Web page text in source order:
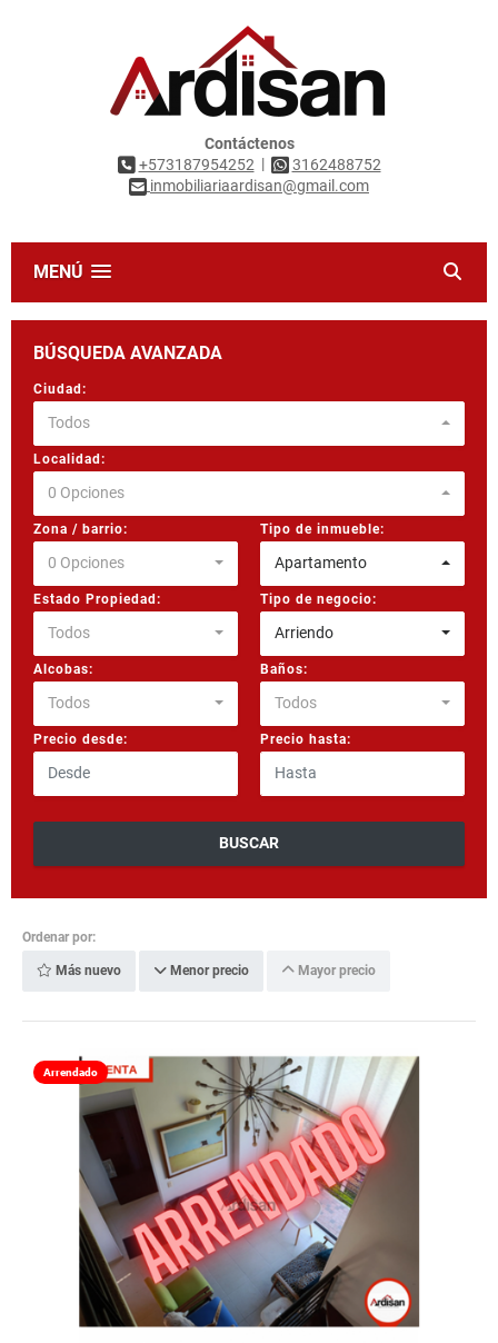
Contáctenos
+573187954252 |
3162488752
inmobiliariaardisan@gmail.com
MENÚ
BÚSQUEDA AVANZADA
Ciudad:
Todos
Localidad:
0 Opciones
Zona / barrio:
0 Opciones
Tipo de inmueble:
Apartamento
Estado Propiedad:
Todos
Tipo de negocio:
Arriendo
Alcobas:
Todos
Baños:
Todos
Precio desde: Precio hasta:
BUSCAR
Ordenar por:
Más nuevo Menor precio Mayor precio
Arrendado